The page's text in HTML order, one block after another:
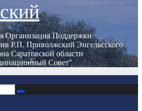
Организация Поддержки
Р.П. Приволжский Энгельсского
Саратовской области
Совет"